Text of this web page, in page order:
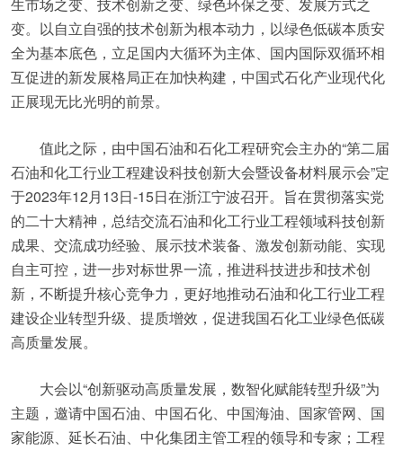
变。以自立自强的技术创新为根本动力，以绿色低碳本质安
全为基本底色，立足国内大循环为主体、国内国际双循环相
互促进的新发展格局正在加快构建，中国式石化产业现代化
正展现无比光明的前景。
值此之际，由中国石油和石化工程研究会主办的“第二届
石油和化工行业工程建设科技创新大会暨设备材料展示会”定
于2023年12月13日-15日在浙江宁波召开。旨在贯彻落实党
的二十大精神，总结交流石油和化工行业工程领域科技创新
成果、交流成功经验、展示技术装备、激发创新动能、实现
自主可控，进一步对标世界一流，推进科技进步和技术创
新，不断提升核心竞争力，更好地推动石油和化工行业工程
建设企业转型升级、提质增效，促进我国石化工业绿色低碳
高质量发展。
大会以“创新驱动高质量发展，数智化赋能转型升级”为
主题，邀请中国石油、中国石化、中国海油、国家管网、国
家能源、延长石油、中化集团主管工程的领导和专家；工程